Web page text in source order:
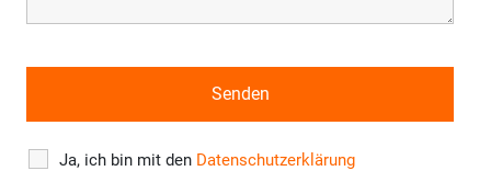
Ja, ich bin mit den Datenschutzerklärung